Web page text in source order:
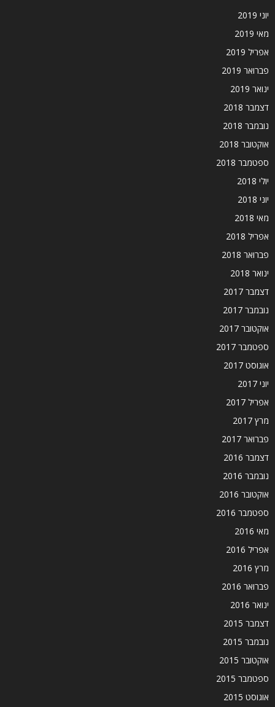
יוני 2019
מאי 2019
אפריל 2019
פברואר 2019
ינואר 2019
דצמבר 2018
נובמבר 2018
אוקטובר 2018
ספטמבר 2018
יולי 2018
יוני 2018
מאי 2018
אפריל 2018
פברואר 2018
ינואר 2018
דצמבר 2017
נובמבר 2017
אוקטובר 2017
ספטמבר 2017
אוגוסט 2017
יוני 2017
אפריל 2017
מרץ 2017
פברואר 2017
דצמבר 2016
נובמבר 2016
אוקטובר 2016
ספטמבר 2016
מאי 2016
אפריל 2016
מרץ 2016
פברואר 2016
ינואר 2016
דצמבר 2015
נובמבר 2015
אוקטובר 2015
ספטמבר 2015
אוגוסט 2015